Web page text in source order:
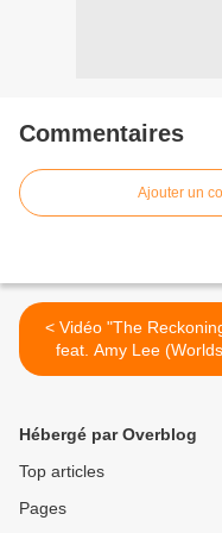
Commentaires
Ajouter un
< Vidéo "The Reckoning"
feat. Amy Lee (Worlds
Collide Tour - Live In
Hébergé par Overblog
Top articles
Pages